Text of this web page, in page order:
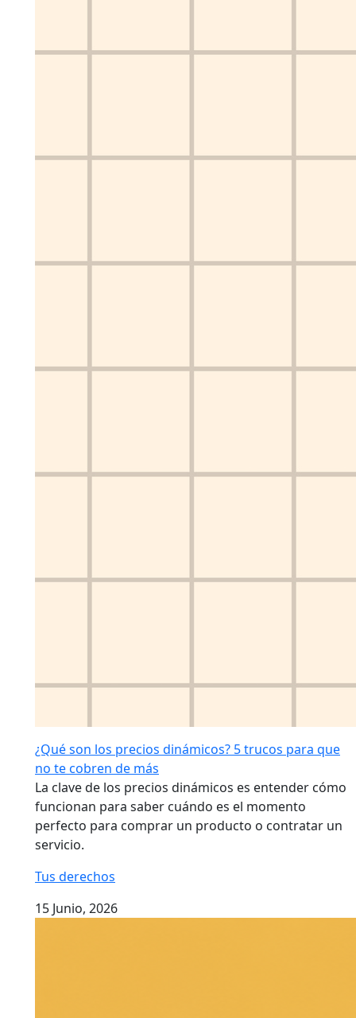
¿Qué son los precios dinámicos? 5 trucos para que
no te cobren de más
La clave de los precios dinámicos es entender cómo
funcionan para saber cuándo es el momento
perfecto para comprar un producto o contratar un
servicio.
Tus derechos
15 Junio, 2026